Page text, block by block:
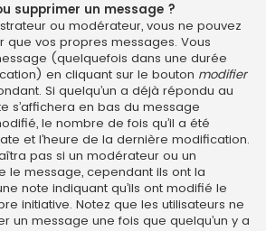
supprimer un message ?
ou modérateur, vous ne pouvez
que vos propres messages. Vous
(quelquefois dans une durée
en cliquant sur le bouton modifier
Si quelqu’un a déjà répondu au
s’affichera en bas du message
le nombre de fois qu’il a été
et l’heure de la dernière modification.
pas si un modérateur ou un
le message, cependant ils ont la
note indiquant qu’ils ont modifié le
initiative. Notez que les utilisateurs ne
un message une fois que quelqu’un y a